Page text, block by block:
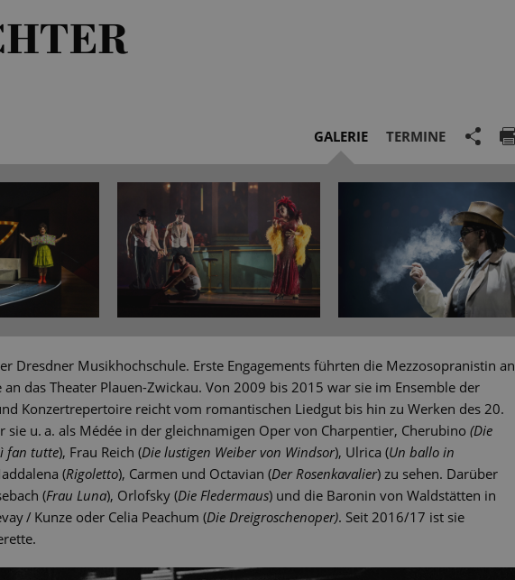
GALERIE TERMINE
Dresdner Musikhochschule. Erste Engagements führten die Mezzosopranistin an
das Theater Plauen-Zwickau. Von 2009 bis 2015 war sie im Ensemble der
Konzertrepertoire reicht vom romantischen Liedgut bis hin zu Werken des 20.
u. a. als Médée in der gleichnamigen Oper von Charpentier, Cherubino (Die
fan tutte), Frau Reich (Die lustigen Weiber von Windsor), Ulrica (Un ballo in
(Rigoletto), Carmen und Octavian (Der Rosenkavalier) zu sehen. Darüber
(Frau Luna), Orlofsky (Die Fledermaus) und die Baronin von Waldstätten in
/ Kunze oder Celia Peachum (Die Dreigroschenoper). Seit 2016/17 ist sie